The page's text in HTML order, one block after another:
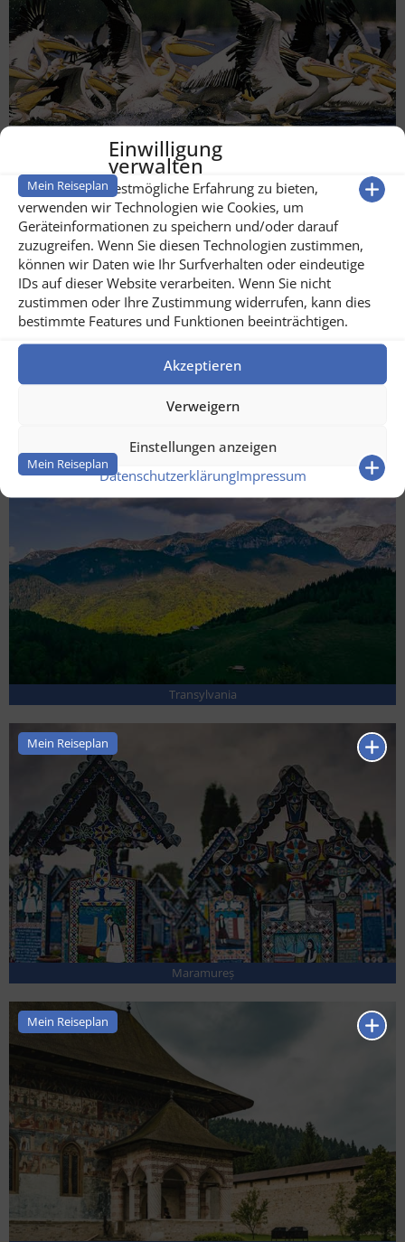
Einwilligung
verwalten
Um Ihnen die bestmögliche Erfahrung zu bieten,
verwenden wir Technologien wie Cookies, um
Geräteinformationen zu speichern und/oder darauf
zuzugreifen. Wenn Sie diesen Technologien zustimmen,
können wir Daten wie Ihr Surfverhalten oder eindeutige
IDs auf dieser Website verarbeiten. Wenn Sie nicht
zustimmen oder Ihre Zustimmung widerrufen, kann dies
bestimmte Features und Funktionen beeinträchtigen.
Akzeptieren
Verweigern
Einstellungen anzeigen
DatenschutzerklärungImpressum
Mein Reiseplan
Berge Apuseni
Mein Reiseplan
Transylvania
Mein Reiseplan
Maramureș
Mein Reiseplan